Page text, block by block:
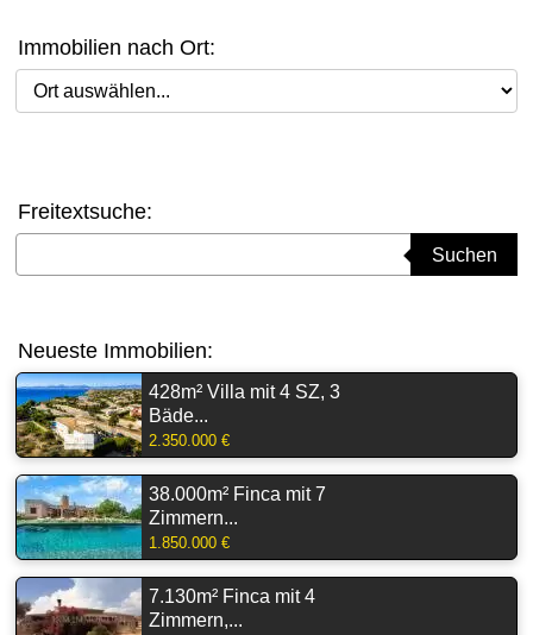
Immobilien nach Ort:
Ort auswählen
Freitextsuche:
Suchen
Neueste Immobilien:
428m² Villa mit 4 SZ, 3
Bäde...
2.350.000 €
38.000m² Finca mit 7
Zimmern...
1.850.000 €
7.130m² Finca mit 4
Zimmern,...